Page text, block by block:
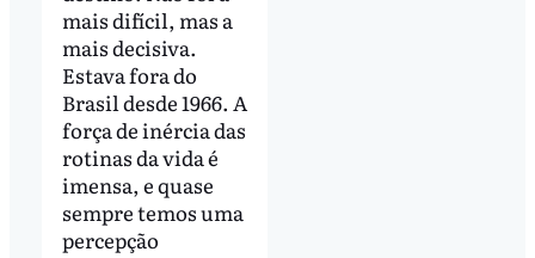
mais difícil, mas a
mais decisiva.
Estava fora do
Brasil desde 1966. A
força de inércia das
rotinas da vida é
imensa, e quase
sempre temos uma
percepção